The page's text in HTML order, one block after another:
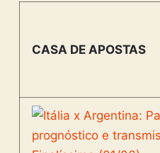
CASA DE APOSTAS